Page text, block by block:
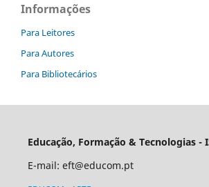
Informações
Para Leitores
Para Autores
Para Bibliotecários
Educação, Formação & Tecnologias -
E-mail: eft@educom.pt